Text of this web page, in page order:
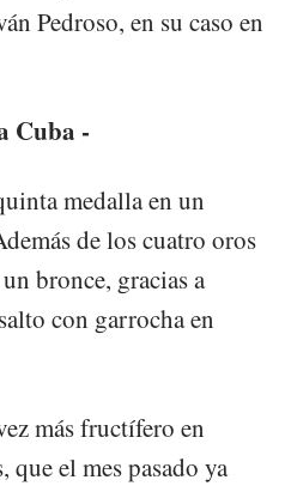
Pedroso, en su caso en
Cuba -
medalla en un
de los cuatro oros
bronce, gracias a
con garrocha en
más fructífero en
que el mes pasado ya